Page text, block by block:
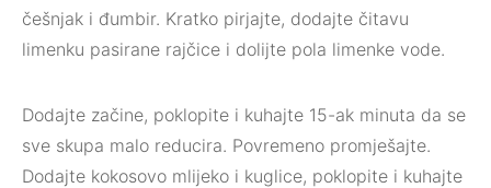
češnjak i đumbir. Kratko pirjajte, dodajte čitavu
limenku pasirane rajčice i dolijte pola limenke vode.
Dodajte začine, poklopite i kuhajte 15-ak minuta da se
sve skupa malo reducira. Povremeno promješajte.
Dodajte kokosovo mlijeko i kuglice, poklopite i kuhajte